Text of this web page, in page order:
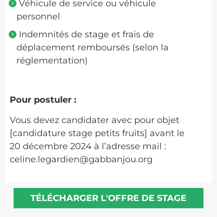
Véhicule de service ou véhicule
personnel
Indemnités de stage et frais de
déplacement remboursés (selon la
réglementation)
Pour postuler :
Vous devez candidater avec pour objet
[candidature stage petits fruits] avant le
20 décembre 2024 à l’adresse mail :
celine.legardien@gabbanjou.org
TÉLÉCHARGER L'OFFRE DE STAGE